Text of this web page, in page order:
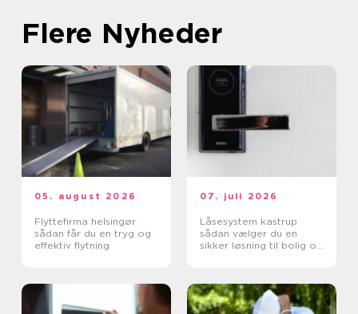
Flere Nyheder
05. august 2026
Flyttefirma helsingør
sådan får du en tryg og
effektiv flytning
07. juli 2026
Låsesystem kastrup
sådan vælger du en
sikker løsning til bolig og